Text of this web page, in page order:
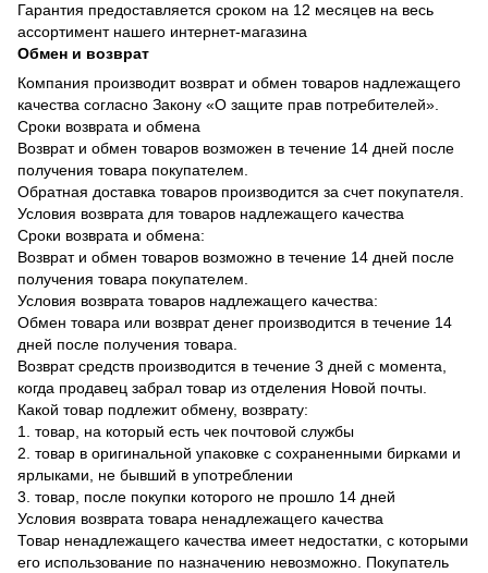
Гарантия предоставляется сроком на 12 месяцев на весь
ассортимент нашего интернет-магазина
Обмен и возврат
Компания производит возврат и обмен товаров надлежащего
качества согласно Закону «О защите прав потребителей».
Сроки возврата и обмена
Возврат и обмен товаров возможен в течение 14 дней после
получения товара покупателем.
Обратная доставка товаров производится за счет покупателя.
Условия возврата для товаров надлежащего качества
Сроки возврата и обмена:
Возврат и обмен товаров возможно в течение 14 дней после
получения товара покупателем.
Условия возврата товаров надлежащего качества:
Обмен товара или возврат денег производится в течение 14
дней после получения товара.
Возврат средств производится в течение 3 дней с момента,
когда продавец забрал товар из отделения Новой почты.
Какой товар подлежит обмену, возврату:
1. товар, на который есть чек почтовой службы
2. товар в оригинальной упаковке с сохраненными бирками и
ярлыками, не бывший в употреблении
3. товар, после покупки которого не прошло 14 дней
Условия возврата товара ненадлежащего качества
Товар ненадлежащего качества имеет недостатки, с которыми
его использование по назначению невозможно. Покупатель